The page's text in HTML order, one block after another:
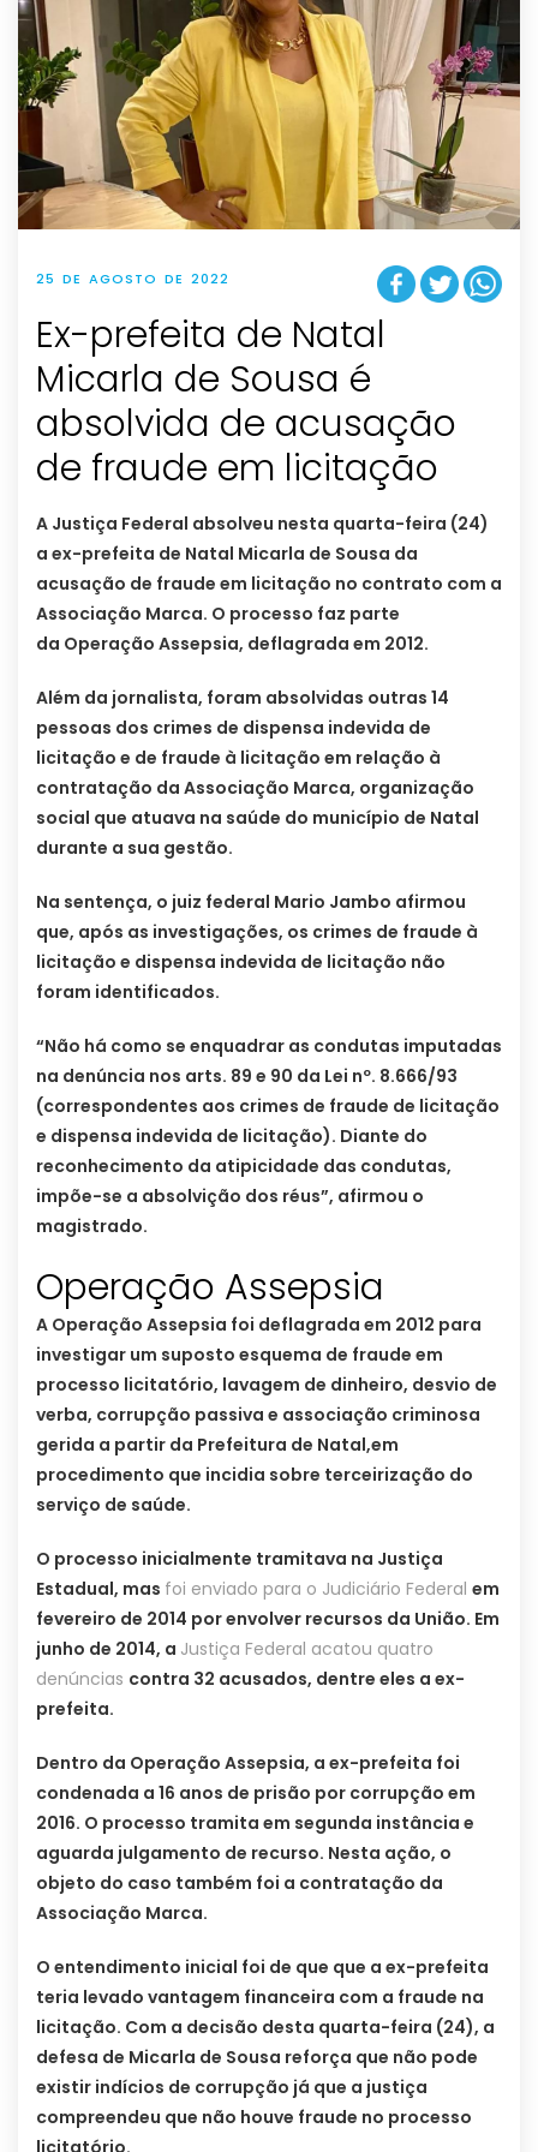
25 DE AGOSTO DE 2022
Ex-prefeita de Natal
Micarla de Sousa é
absolvida de acusação
de fraude em licitação
A Justiça Federal absolveu nesta quarta-feira (24)
a ex-prefeita de Natal Micarla de Sousa da
acusação de fraude em licitação no contrato com a
Associação Marca. O processo faz parte
da Operação Assepsia, deflagrada em 2012.
Além da jornalista, foram absolvidas outras 14
pessoas dos crimes de dispensa indevida de
licitação e de fraude à licitação em relação à
contratação da Associação Marca, organização
social que atuava na saúde do município de Natal
durante a sua gestão.
Na sentença, o juiz federal Mario Jambo afirmou
que, após as investigações, os crimes de fraude à
licitação e dispensa indevida de licitação não
foram identificados.
“Não há como se enquadrar as condutas imputadas
na denúncia nos arts. 89 e 90 da Lei nº. 8.666/93
(correspondentes aos crimes de fraude de licitação
e dispensa indevida de licitação). Diante do
reconhecimento da atipicidade das condutas,
impõe-se a absolvição dos réus”, afirmou o
magistrado.
Operação Assepsia
A Operação Assepsia foi deflagrada em 2012 para
investigar um suposto esquema de fraude em
processo licitatório, lavagem de dinheiro, desvio de
verba, corrupção passiva e associação criminosa
gerida a partir da Prefeitura de Natal,em
procedimento que incidia sobre terceirização do
serviço de saúde.
O processo inicialmente tramitava na Justiça
Estadual, mas foi enviado para o Judiciário Federal em
fevereiro de 2014 por envolver recursos da União. Em
junho de 2014, a Justiça Federal acatou quatro
denúncias contra 32 acusados, dentre eles a ex-
prefeita.
Dentro da Operação Assepsia, a ex-prefeita foi
condenada a 16 anos de prisão por corrupção em
2016. O processo tramita em segunda instância e
aguarda julgamento de recurso. Nesta ação, o
objeto do caso também foi a contratação da
Associação Marca.
O entendimento inicial foi de que que a ex-prefeita
teria levado vantagem financeira com a fraude na
licitação. Com a decisão desta quarta-feira (24), a
defesa de Micarla de Sousa reforça que não pode
existir indícios de corrupção já que a justiça
compreendeu que não houve fraude no processo